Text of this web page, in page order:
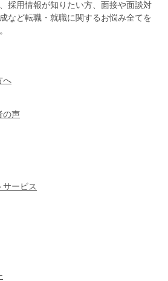
採用情報が知りたい方、面接や面談対
など転職・就職に関するお悩み全てを
へ
の声
ービス